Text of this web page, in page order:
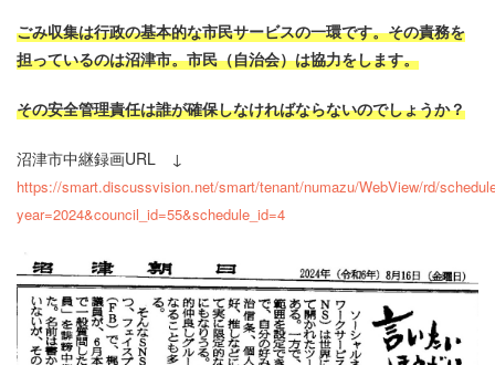
ごみ収集は行政の基本的な市民サービスの一環です。その責務を
担っているのは沼津市。市民（自治会）は協力をします。
その安全管理責任は誰が確保しなければならないのでしょうか？
沼津市中継録画URL ↓
https://smart.discussvision.net/smart/tenant/numazu/WebView/rd/
year=2024&council_id=55&schedule_id=4